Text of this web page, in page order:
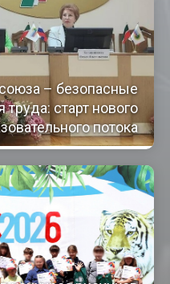
– безопасные
труда: старт нового
потока